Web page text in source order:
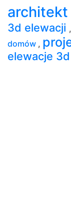
architekt
3d elewacji ,
domów ,
elewacje 3d